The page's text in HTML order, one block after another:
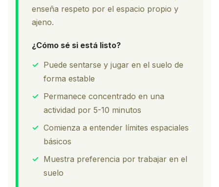
enseña respeto por el espacio propio y
ajeno.
¿Cómo sé si está listo?
✓ Puede sentarse y jugar en el suelo de
forma estable
✓ Permanece concentrado en una
actividad por 5-10 minutos
✓ Comienza a entender límites espaciales
básicos
✓ Muestra preferencia por trabajar en el
suelo